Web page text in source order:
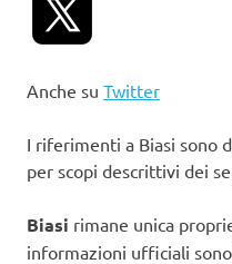
Anche su Twitter
I riferimenti a Biasi sono
per scopi descrittivi dei
Biasi rimane unica
informazioni ufficiali